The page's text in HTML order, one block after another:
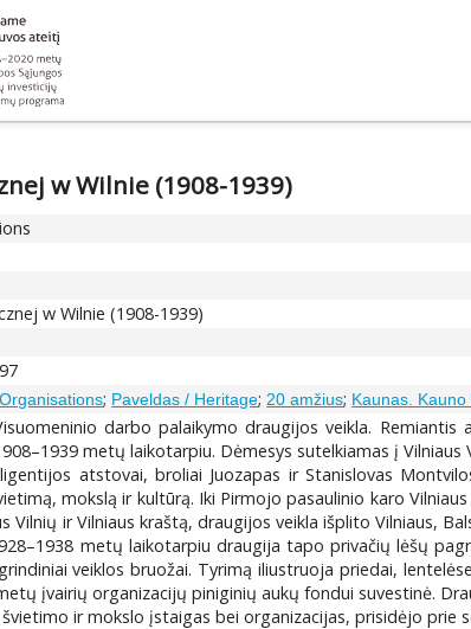
w Wilnie (1908-1939)
w Wilnie (1908-1939)
; Paveldas / Heritage; 20 amžius; Kaunas.
darbo palaikymo draugijos veikla.
metų laikotarpiu. Dėmesys sutelkiamas į
atstovai, broliai Juozapas ir Stanislovas
mokslą ir kultūrą. Iki Pirmojo pasaulinio karo
Vilnių ir Vilniaus kraštą, draugijos veikla išplito Vilniaus,
metų laikotarpiu draugija tapo privačių lėšų
veiklos bruožai. Tyrimą iliustruoja priedai,
įvairių organizacijų piniginių aukų fondui suvestinė.
ir mokslo įstaigas bei organizacijas, prisidėjo prie